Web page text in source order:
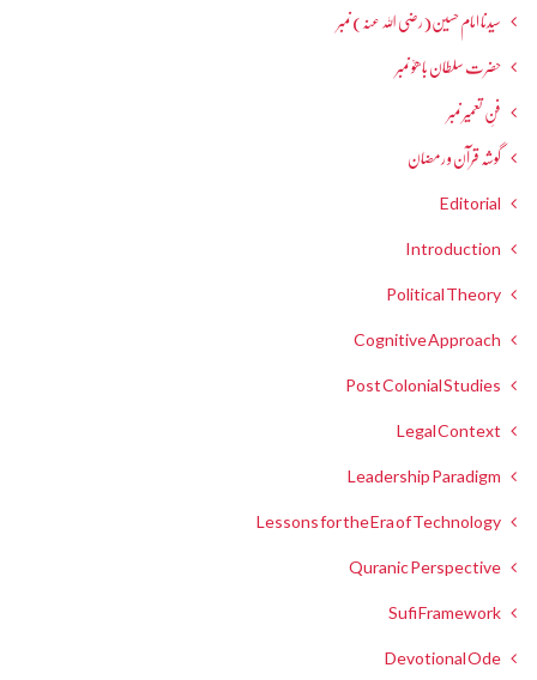
سیدنا امام حسین(رضی اللہ عنہ) نمبر
حضرت سلطان باھوؒ نمبر
فنِ تعمیر نمبر
گوشہ قرآن و رمضان
Editorial
Introduction
Political Theory
Cognitive Approach
Post Colonial Studies
Legal Context
Leadership Paradigm
Lessons for the Era of Technology
Quranic Perspective
Sufi Framework
Devotional Ode